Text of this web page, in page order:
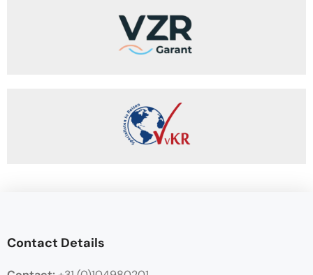
Contact Details